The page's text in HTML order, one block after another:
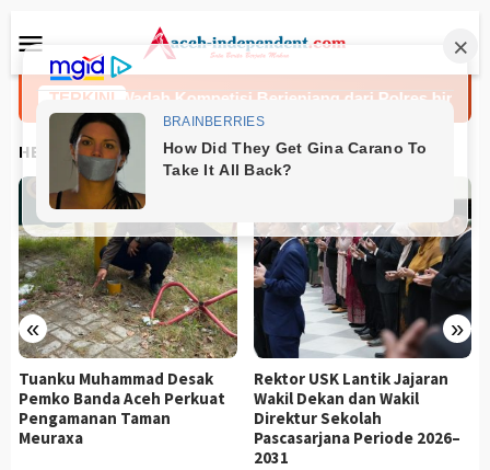
ke
kontenMobile
TERKINI
2026: Wadah Kompetisi Berjenjang dari Polres hingga
HEADLINES
« »
Tuanku Muhammad Desak
Pemko Banda Aceh Perkuat
Pengamanan Taman
Meuraxa
Rektor USK Lantik Jajaran
Wakil Dekan dan Wakil
Direktur Sekolah
Pascasarjana Periode 2026–
2031